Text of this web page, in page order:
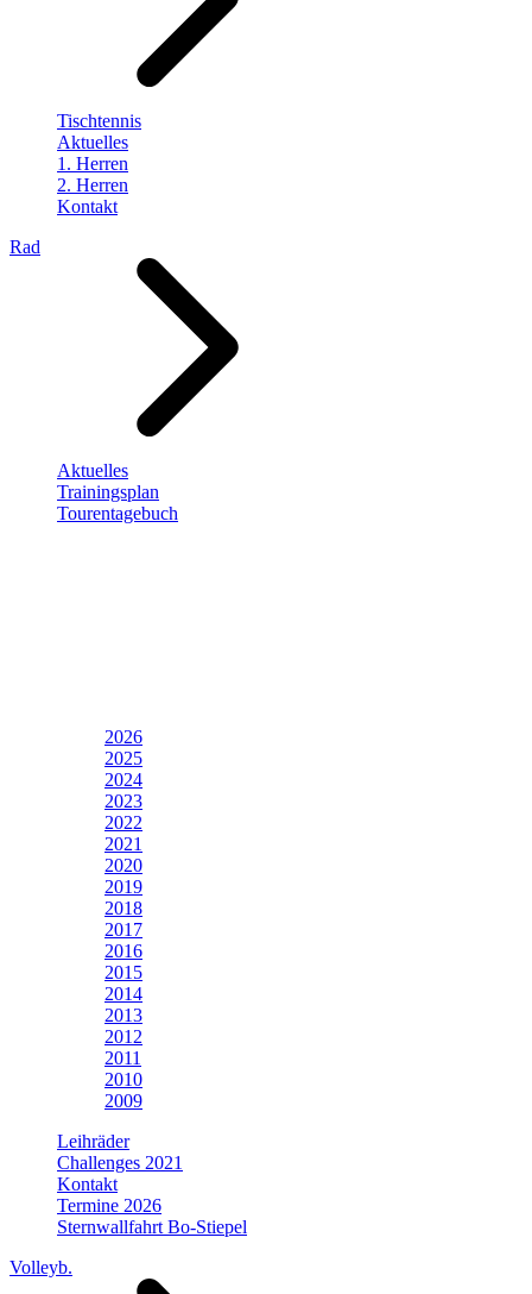
Tischtennis
Aktuelles
1. Herren
2. Herren
Kontakt
Rad
Aktuelles
Trainingsplan
Tourentagebuch
2026
2025
2024
2023
2022
2021
2020
2019
2018
2017
2016
2015
2014
2013
2012
2011
2010
2009
Leihräder
Challenges 2021
Kontakt
Termine 2026
Sternwallfahrt Bo-Stiepel
Volleyb.